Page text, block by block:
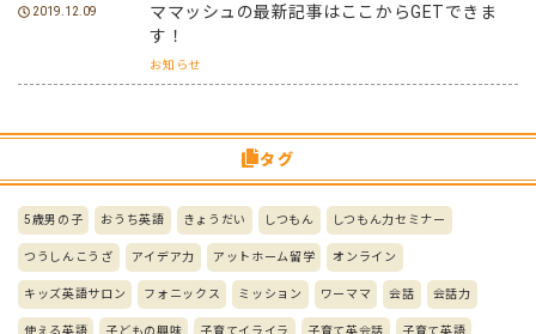
2019.12.09
ママッシュの最新記事はここからGETできま
す！
お知らせ
タグ
5歳男の子 おうち英語 きょうだい しつもん しつもん力セミナー
つうしんこうざ アイデア力 アットホーム留学 オンライン
キッズ英語サロン フォニックス ミッション ワーママ 会話 会話力